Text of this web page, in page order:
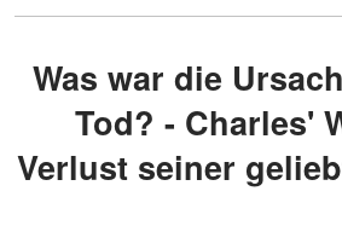
Was war die Ursache für Kiras
Tod? - Charles'
Verlust seiner